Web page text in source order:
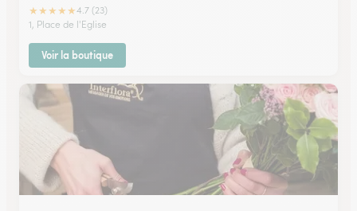
★★★★★4.7 (23)
1, Place de l'Eglise
Voir la boutique